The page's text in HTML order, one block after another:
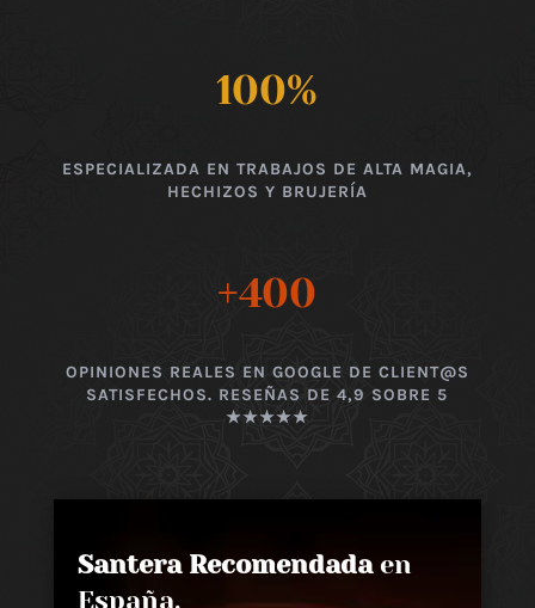
100%
ESPECIALIZADA EN TRABAJOS DE ALTA MAGIA,
HECHIZOS Y BRUJERÍA
+400
OPINIONES REALES EN GOOGLE DE CLIENT@S
SATISFECHOS. RESEÑAS DE 4,9 SOBRE 5
★★★★★
Santera Recomendadaen
España,